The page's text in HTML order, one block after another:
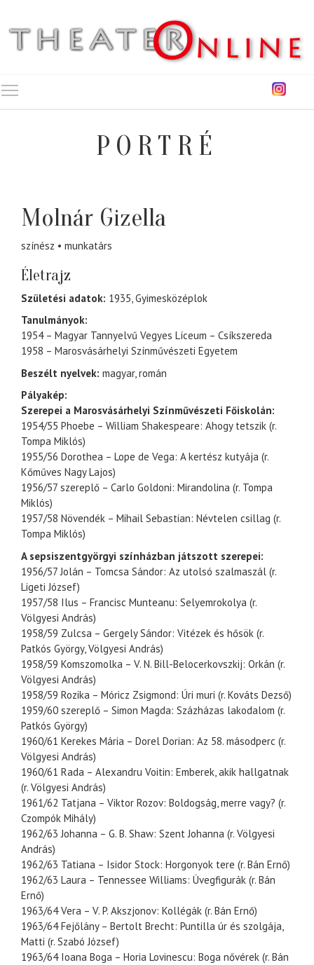
PORTRÉ
Molnár Gizella
színész munkatárs
Életrajz
Születési adatok: 1935, Gyimesközéplok
Tanulmányok:
1954 – Magyar Tannyelvű Vegyes Líceum – Csíkszereda
1958 – Marosvásárhelyi Színművészeti Egyetem
Beszélt nyelvek: magyar, román
Pályakép:
Szerepei a Marosvásárhelyi Színművészeti Főiskolán:
1954/55 Phoebe – William Shakespeare: Ahogy tetszik (r.
Tompa Miklós)
1955/56 Dorothea – Lope de Vega: A kertész kutyája (r.
Kőműves Nagy Lajos)
1956/57 szereplő – Carlo Goldoni: Mirandolina (r. Tompa
Miklós)
1957/58 Növendék – Mihail Sebastian: Névtelen csillag (r.
Tompa Miklós)
A sepsiszentgyörgyi színházban játszott szerepei:
1956/57 Jolán – Tomcsa Sándor: Az utolsó szalmaszál (r.
Ligeti József)
1957/58 Ilus – Francisc Munteanu: Selyemrokolya (r.
Völgyesi András)
1958/59 Zulcsa – Gergely Sándor: Vitézek és hősök (r.
Patkós György, Völgyesi András)
1958/59 Komszomolka – V. N. Bill-Belocerkovszkij: Orkán (r.
Völgyesi András)
1958/59 Rozika – Móricz Zsigmond: Úri muri (r. Kováts Dezső)
1959/60 szereplő – Simon Magda: Százházas lakodalom (r.
Patkós György)
1960/61 Kerekes Mária – Dorel Dorian: Az 58. másodperc (r.
Völgyesi András)
1960/61 Rada – Alexandru Voitin: Emberek, akik hallgatnak
(r. Völgyesi András)
1961/62 Tatjana – Viktor Rozov: Boldogság, merre vagy? (r.
Czompók Mihály)
1962/63 Johanna – G. B. Shaw: Szent Johanna (r. Völgyesi
András)
1962/63 Tatiana – Isidor Stock: Horgonyok tere (r. Bán Ernő)
1962/63 Laura – Tennessee Williams: Üvegfigurák (r. Bán
Ernő)
1963/64 Vera – V. P. Akszjonov: Kollégák (r. Bán Ernő)
1963/64 Fejőlány – Bertolt Brecht: Puntilla úr és szolgája,
Matti (r. Szabó József)
1963/64 Ioana Boga – Horia Lovinescu: Boga nővérek (r. Bán